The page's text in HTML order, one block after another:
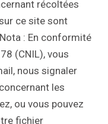
récoltées
ce site sont
: En conformité
(CNIL), vous
nous signaler
les
ou vous pouvez
fichier